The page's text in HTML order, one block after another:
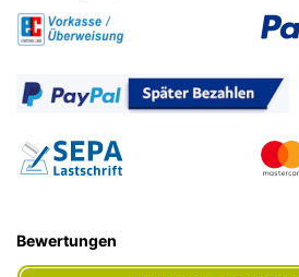
Bewertungen